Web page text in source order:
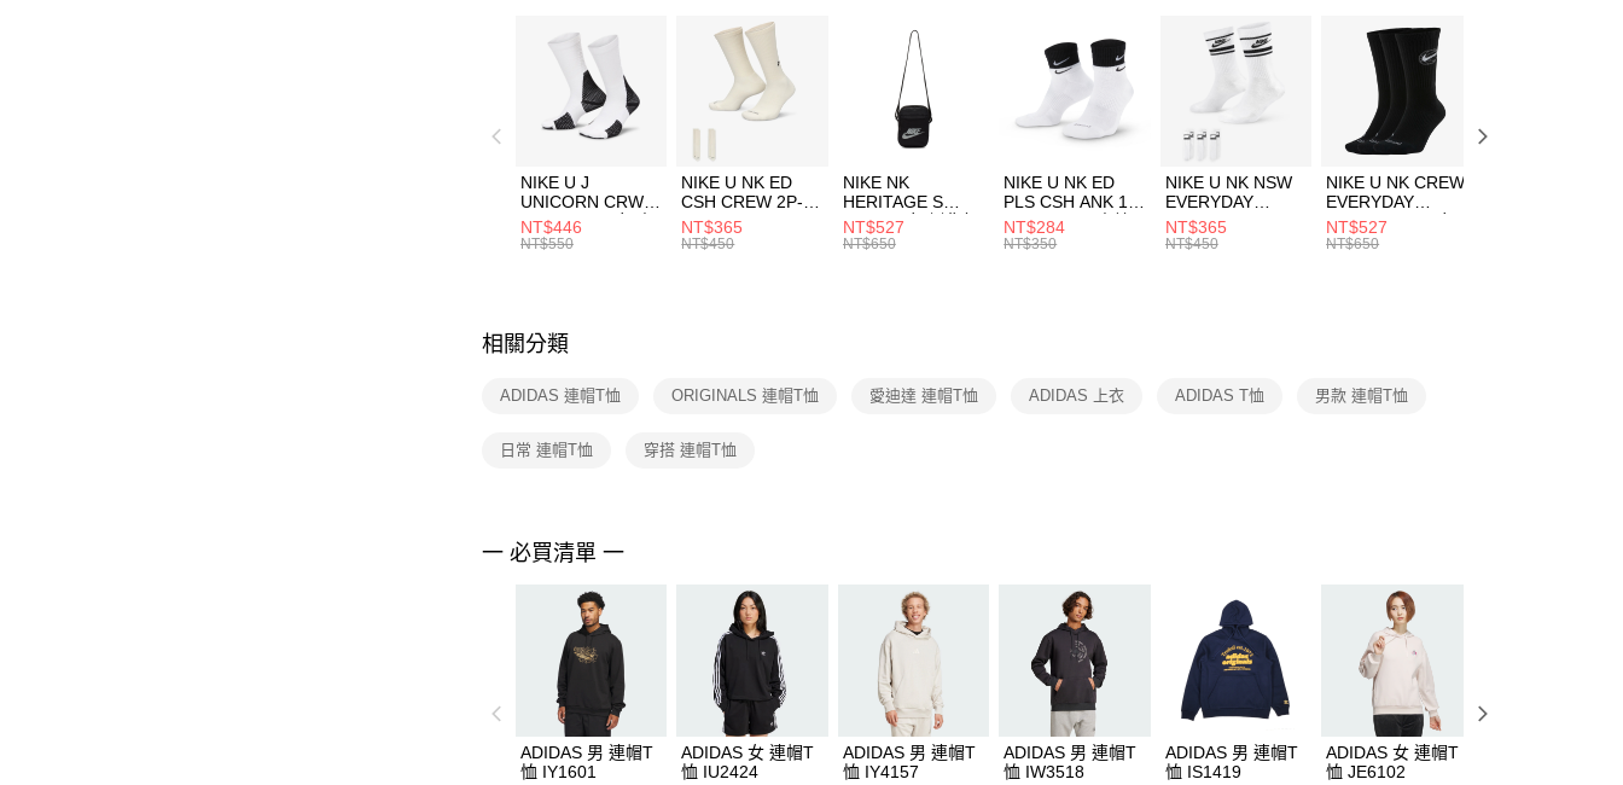
３．安心：先確認商品／服務後，再付款。
【「AFTEE先享後付」結帳流程】
１．於結帳方式選擇「AFTEE先享後付」後，將跳轉至「AFTEE先享後
付」結帳頁面，進行簡訊認證並確認金額後，即可完成結帳。
２．訂單成立數日內，您將收到繳費通知簡訊。
３．收到繳費通知簡訊後14天內，點擊此簡訊中的連結，可透過四大超商
／ATM／網路銀行／等多元方式進行付款，方視為交易完成。
※ 請注意：結帳手續完成當下不需立刻繳費，但若您需要取消訂單，請聯
絡購買商品的店家。未經商家同意取消之訂單仍視為有效，需透過AFTEE
先享後付繳納相關費用。
交易，需依本服務之必要範圍內提供個人資料，並將交易相關給付款項請
結果請求用戶進行身份認證。
５．嚴禁一人註冊多個帳號或使用他人資訊註冊。若發現惡意使用之情
形，恩沛科技股份有限公司將有權停止該用戶之使用額度並採取法律行
動。
每筆NT$100，滿NT$1,500(含以上)免運費
每筆NT$100，滿NT$1,500(含以上)免運費
付款後門市自取
每筆NT$100，滿NT$1,500(含以上)免運費
NIKE U J
UNICORN CRW
1PR -160 男女 中
統襪 FZ3393100
NT$446
NT$550
NIKE U NK ED
CSH CREW 2P-
144 EMBRDY 男
女 短統襪
NT$365
NT$450
NIKE NK
HERITAGE S
SMIT 男女 側背包
BA5871010
NT$527
NT$650
NIKE U NK ED
PLS CSH ANK 1P
144 DBL 男 中統
襪 DH4058104
NT$284
NT$350
NIKE U NK NSW
EVERYDAY
ESSENTIAL CR
男女 短統襪
NT$365
NT$450
NIKE U NK CREW
EVERYDAY
BBALL 3PR 男女
長統襪
NT$527
NT$650
相關分類
ADIDAS 連帽T恤 ORIGINALS 連帽T恤 愛迪達 連帽T恤 ADIDAS 上衣 ADIDAS T恤 男款 連帽T恤
日常 連帽T恤 穿搭 連帽T恤
一 必買清單 一
ADIDAS 男 連帽T
恤 IY1601
ADIDAS 女 連帽T
恤 IU2424
ADIDAS 男 連帽T
恤 IY4157
ADIDAS 男 連帽T
恤 IW3518
ADIDAS 男 連帽T
恤 IS1419
ADIDAS 女 連帽T
恤 JE6102